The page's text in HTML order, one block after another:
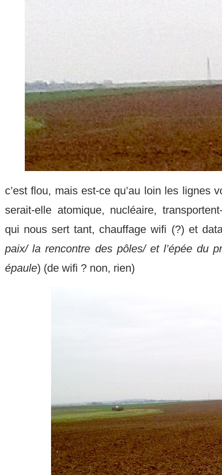
c’est flou, mais est-ce qu’au loin les lignes
serait-elle atomique, nucléaire,
qui nous sert tant, chauffage wifi (?) et
paix/ la rencontre des pôles/ et l’épée du
épaule) (de wifi ? non, rien)